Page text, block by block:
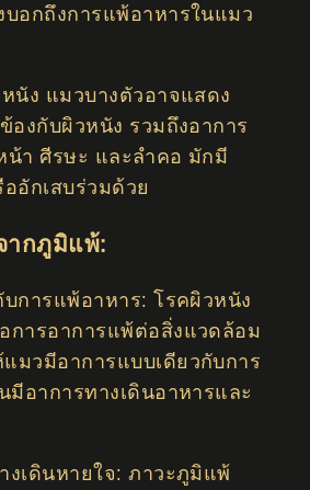
บอกถึงการแพ้อาหารในแมว
นัง แมวบางตัวอาจแสดง
องกับผิวหนัง รวมถึงอาการ
น้า ศีรษะ และลำคอ มักมี
อักเสบร่วมด้วย
ากภูมิแพ้:
การแพ้อาหาร: โรคผิวหนัง
การอาการแพ้ต่อสิ่งแวดล้อม
มวมีอาการแบบเดียวกับการ
มีอาการทางเดินอาหารและ
งเดินหายใจ: ภาวะภูมิแพ้